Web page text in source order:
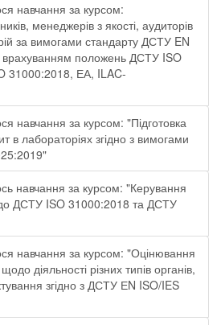
навчання за курсом:
менеджерів з якості, аудиторів
за вимогами стандарту ДСТУ EN
врахуванням положень ДСТУ ISO
31000:2018, ЕА, ILAC-
навчання за курсом: "Підготовка
в лабораторіях згідно з вимогами
навчання за курсом: "Керування
до ДСТУ ISO 31000:2018 та ДСТУ
навчання за курсом: "Оцінювання
діяльності різних типів органів,
згідно з ДСТУ ЕN ISO/IES